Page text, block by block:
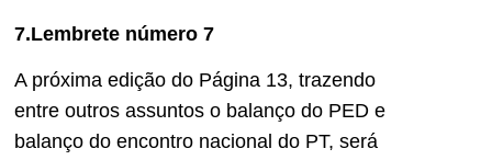
7.Lembrete número 7
A próxima edição do Página 13, trazendo
entre outros assuntos o balanço do PED e
balanço do encontro nacional do PT, será